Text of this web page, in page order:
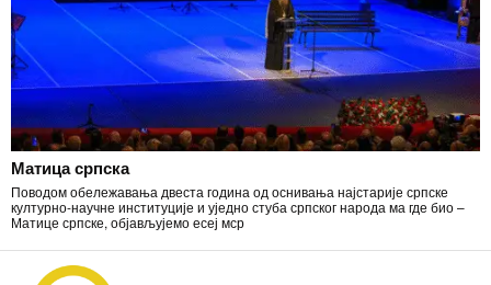
Матица српска
Поводом обележавања двеста година од оснивања најстарије српске
културно-научне институције и уједно стуба српског народа ма где био –
Матице српске, објављујемо есеј мср